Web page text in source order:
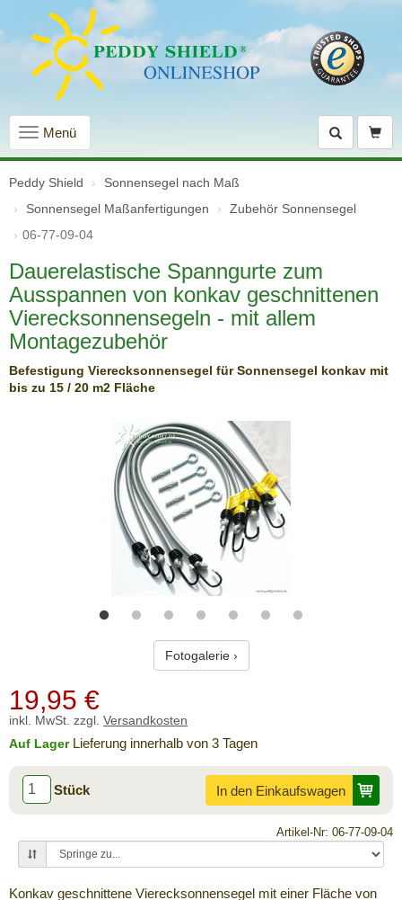
Navigation
einblenden
Menü
Peddy Shield
Sonnensegel nach Maß
Sonnensegel Maßanfertigungen
Zubehör Sonnensegel
06-77-09-04
Dauerelastische Spanngurte zum
Ausspannen von konkav geschnittenen
Vierecksonnensegeln - mit allem
Montagezubehör
Befestigung Vierecksonnensegel für Sonnensegel konkav mit
bis zu 15 / 20 m2 Fläche
Fotogalerie ›
19,95 €
inkl. MwSt. zzgl. Versandkosten
Auf LagerLieferung innerhalb von 3 Tagen
Stück In den Einkaufswagen
Artikel-Nr: 06-77-09-04
Konkav geschnittene Vierecksonnensegel mit einer Fläche von